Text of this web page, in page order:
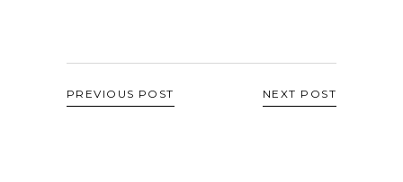
PREVIOUS POST NEXT POST